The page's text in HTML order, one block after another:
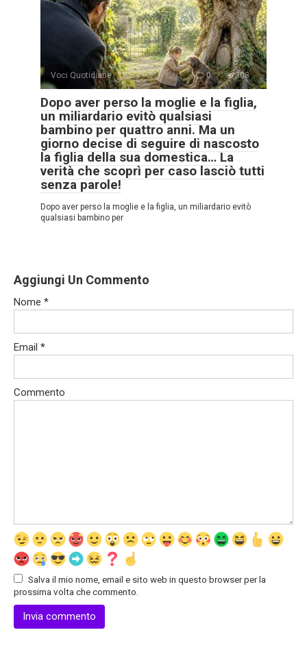
Voci Quotidiane 0 308
Dopo aver perso la moglie e la figlia,
un miliardario evitò qualsiasi
bambino per quattro anni. Ma un
giorno decise di seguire di nascosto
la figlia della sua domestica… La
verità che scoprì per caso lasciò tutti
senza parole!
Dopo aver perso la moglie e la figlia, un miliardario evitò
qualsiasi bambino per
Aggiungi Un Commento
Nome *
Email *
Commento
Salva il mio nome, email e sito web in questo browser per la
prossima volta che commento.